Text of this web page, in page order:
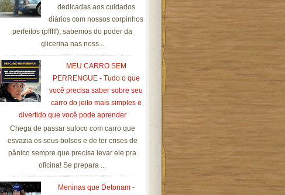
dedicadas aos cuidados
diários com nossos corpinhos
perfeitos (pfffff), sabemos do poder da
glicerina nas noss...
MEU CARRO SEM
PERRENGUE - Tudo o que
você precisa saber sobre seu
carro do jeito mais simples e
divertido que você pode aprender
Chega de passar sufoco com carro que
esvazia os seus bolsos e de ter crises de
pânico sempre que precisa levar ele pra
oficina! Se prepara ...
Meninas que Detonam -